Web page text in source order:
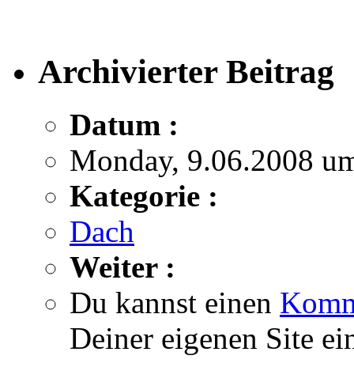
Archivierter Beitrag
Datum :
Monday, 9.06.2008
Kategorie :
Dach
Weiter :
Du kannst einen
Deiner eigenen Site